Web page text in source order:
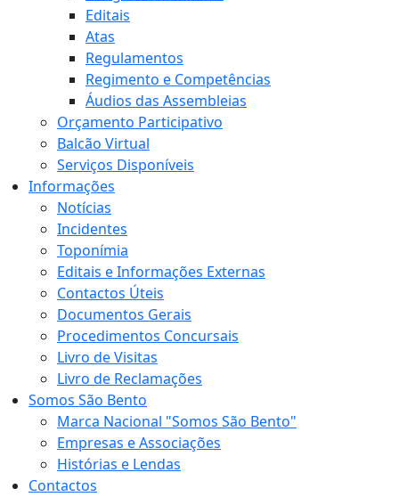
Editais
Atas
Regulamentos
Regimento e Competências
Áudios das Assembleias
Orçamento Participativo
Balcão Virtual
Serviços Disponíveis
Informações
Notícias
Incidentes
Toponímia
Editais e Informações Externas
Contactos Úteis
Documentos Gerais
Procedimentos Concursais
Livro de Visitas
Livro de Reclamações
Somos São Bento
Marca Nacional "Somos São Bento"
Empresas e Associações
Histórias e Lendas
Contactos